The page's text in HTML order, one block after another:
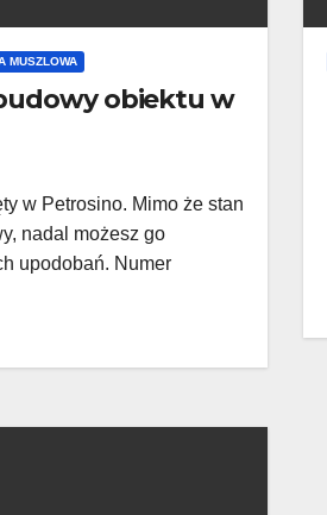
MUSZLOWA
obiektu w
w Petrosino. Mimo że stan
nadal możesz go
upodobań. Numer